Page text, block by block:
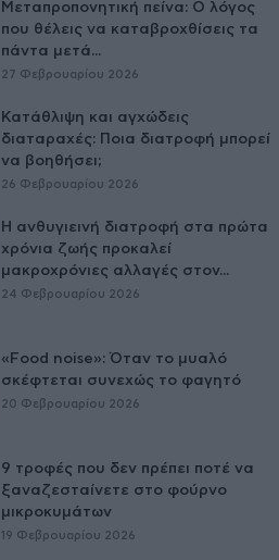
Μεταπροπονητική πείνα: Ο λόγος
που θέλεις να καταβροχθίσεις τα
πάντα μετά...
27 Φεβρουαρίου 2026
Κατάθλιψη και αγχώδεις
διαταραχές: Ποια διατροφή μπορεί
να βοηθήσει;
26 Φεβρουαρίου 2026
Η ανθυγιεινή διατροφή στα πρώτα
χρόνια ζωής προκαλεί
μακροχρόνιες αλλαγές στον...
24 Φεβρουαρίου 2026
«Food noise»: Όταν το μυαλό
σκέφτεται συνεχώς το φαγητό
20 Φεβρουαρίου 2026
9 τροφές που δεν πρέπει ποτέ να
ξαναζεσταίνετε στο φούρνο
μικροκυμάτων
19 Φεβρουαρίου 2026